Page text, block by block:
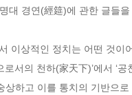
경연(經筵)에 관한 글들
이상적인 정치는 어떤 것이
서의 천하(家天下)’에서 ‘
하고 이를 통치의 기반으